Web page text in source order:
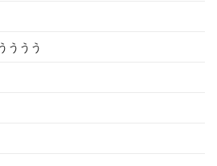
ううう